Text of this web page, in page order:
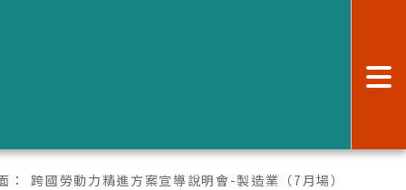
： 跨國勞動力精進方案宣導說明會-製造業（7月場）